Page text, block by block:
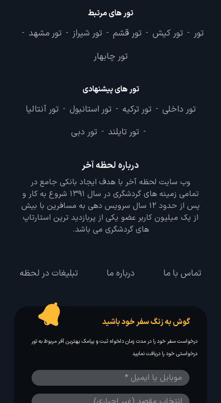
تور های مرتبط
تور - تور کیش - تور قشم - تور شیراز - تور مشهد -
تور چابهار
تور های پیشنهادی
تور داخلی - تور ترکیه - تور استانبول - تور آنتالیا
- تور تایلند - تور دبی
درباره لحظه آخر
وب سایت لحظه آخر با هدف ایجاد بانکی جامع در
تمامی زمینه های گردشگری در سال 1391 شروع به کار و
پس از حدود 12 سال سرویس دهی به مسافرین با بیش
از یک میلیون کاربر عضو یکی از پربازدید ترین استارتاپ
های گردشگری می باشد.
تماس با ما درباره ما تبلیغات در لحظه
گوش به زنگ سفر خود باشید
درخواست سفر خود را در مدت زمان دلخواه ثبت و پیامک بهترین آفر مربوط به تور
درخواستی خود را دریافت نمایید